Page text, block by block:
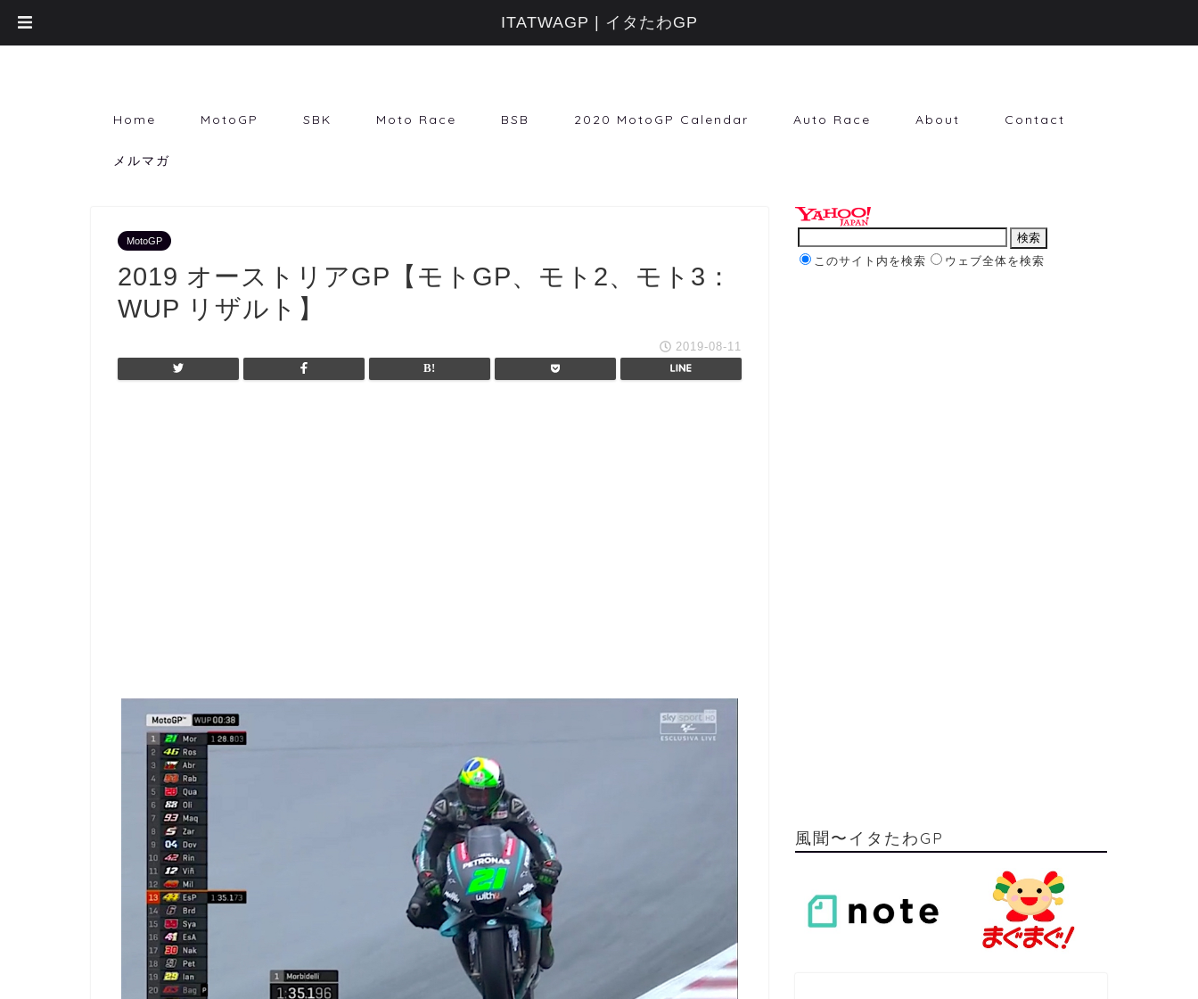
Home MotoGP SBK Moto Race BSB 2020 MotoGP Calendar Auto Race About Contact
メルマガ
MotoGP
2019 オーストリアGP【モトGP、モト2、モト3：
WUP リザルト】
2019-08-11
このサイト内を検索 ウェブ全体を検索
風聞〜イタたわGP
ITATWAGP | イタたわGP